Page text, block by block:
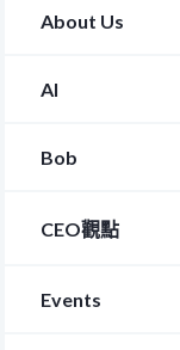
About Us
AI
Bob
CEO觀點
Events